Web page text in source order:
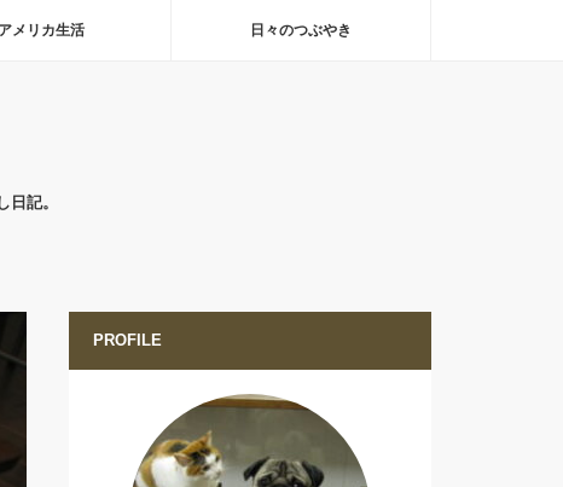
アメリカ生活 日々のつぶやき
記。
PROFILE